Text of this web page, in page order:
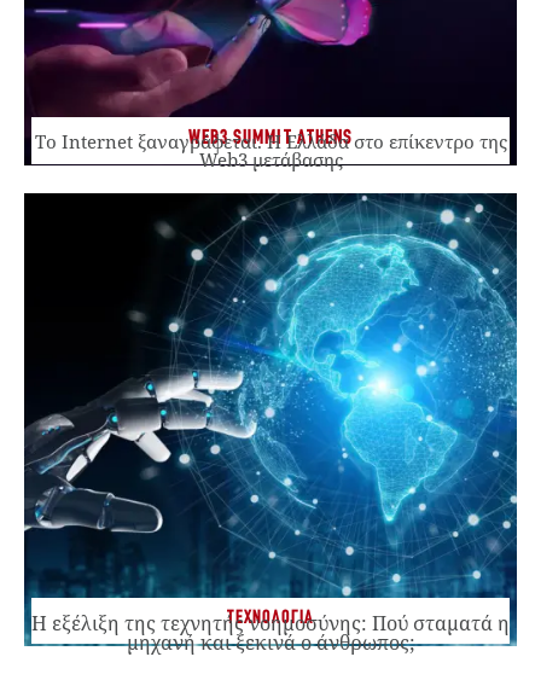
WEB3 SUMMIT ATHENS
Το Internet ξαναγράφεται. Η Ελλάδα στο επίκεντρο της
Web3 μετάβασης
ΤΕΧΝΟΛΟΓΙΑ
Η εξέλιξη της τεχνητής νοημοσύνης: Πού σταματά η
μηχανή και ξεκινά ο άνθρωπος;